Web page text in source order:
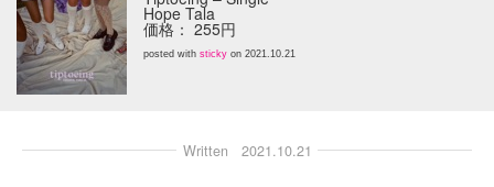
Soundcloud
to indienative
Hope Tala
価格： 255円
posted with sticky on 2021.10.21
Written 2021.10.21